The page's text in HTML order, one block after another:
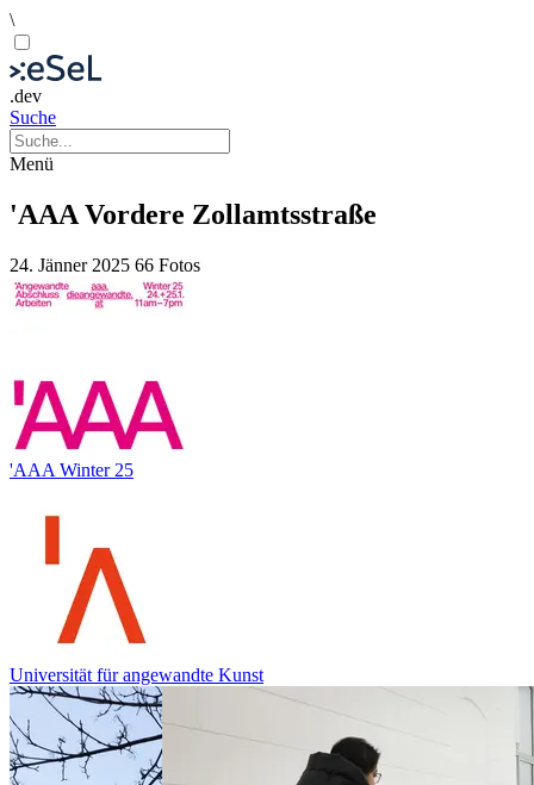
\
.dev
Suche
Menü
'AAA Vordere Zollamtsstraße
24. Jänner 2025 66 Fotos
'AAA Winter 25
Universität für angewandte Kunst